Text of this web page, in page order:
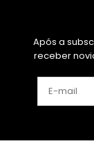
Após a
receber